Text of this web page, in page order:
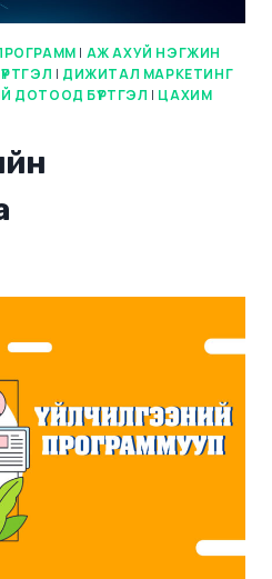
| АЖ АХУЙ НЭГЖИН
| ДИЖИТАЛ МАРКЕТИНГ
ДОТООД БҮРТГЭЛ | ЦАХИМ